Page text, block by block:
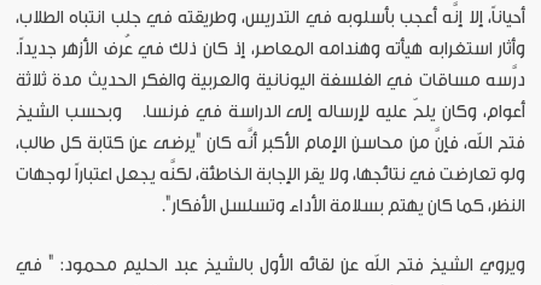
أحياناً، إلا إنَّه أعجب بأسلوبه في التدريس، وطريقته في جلب انتباه الطلاب،
وأثار استغرابه هيأته وهندامه المعاصر، إذ كان ذلك في عُرف الأزهر جديداً.
درَّسه مساقات في الفلسفة اليونانية والعربية والفكر الحديث مدة ثلاثة
أعوام، وكان يلحّ عليه لإرساله إلى الدراسة في فرنسا. وبحسب الشيخ
فتح الله، فإنَّ من محاسن الإمام الأكبر أنَّه كان "يرضى عن كتابة كل طالب،
ولو تعارضت في نتائجها، ولا يقر الإجابة الخاطئة، لكنَّه يجعل اعتباراً لوجهات
النظر، كما كان يهتم بسلامة الأداء وتسلسل الأفكار".
ويروي الشيخ فتح الله عن لقائه الأول بالشيخ عبد الحليم محمود: " في